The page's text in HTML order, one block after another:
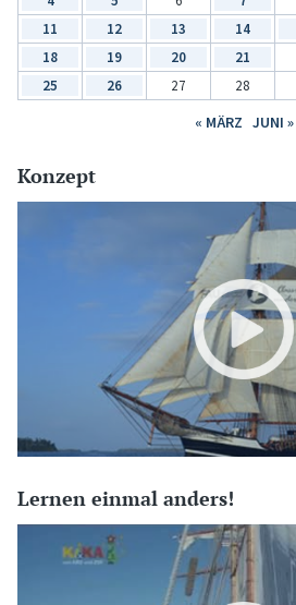
11
12 13 14
18
19 20 21
25
26 27 28
« MÄRZ JUNI »
Konzept
Lernen einmal anders!